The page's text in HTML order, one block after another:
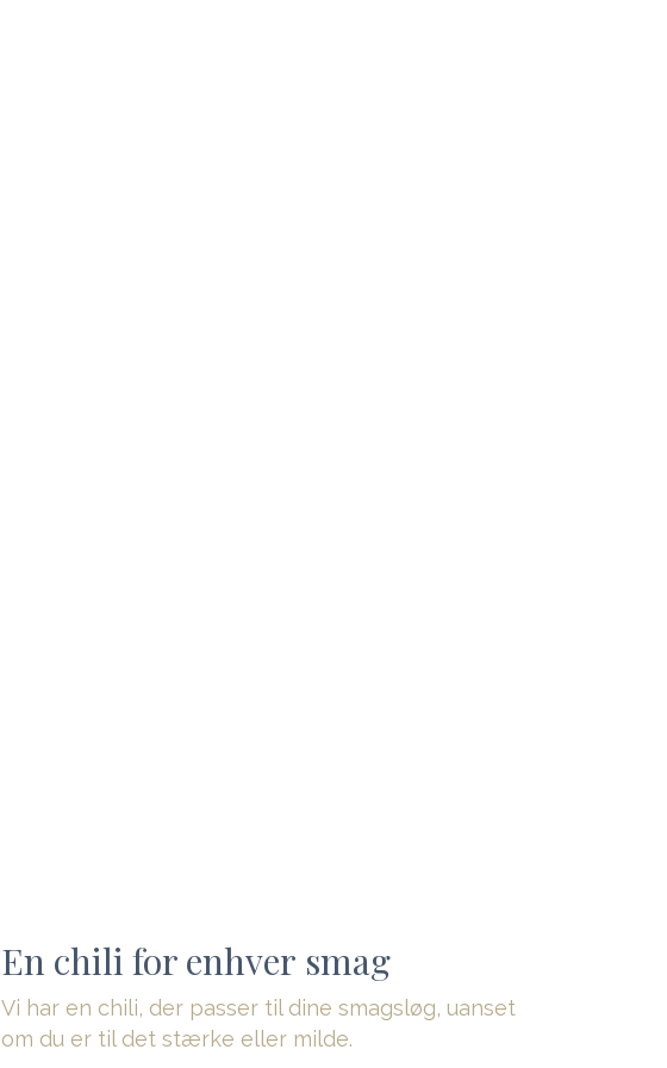
En chili for enhver smag
Vi har en chili, der passer til dine smagsløg, uanset
om du er til det stærke eller milde.